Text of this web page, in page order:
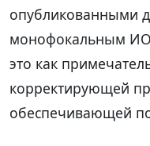
опубликованными
монофокальным
это как
корректирующей
обеспечивающей